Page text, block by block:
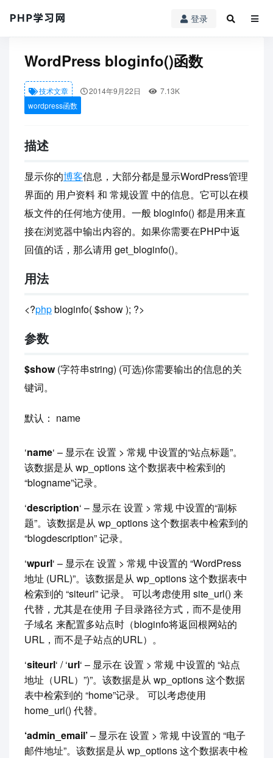
登录
PHP学习网 » WordPress bloginfo()函数
WordPress bloginfo()函数
技术文章 2014年9月22日
7.13K
wordpress函数
描述
显示你的博客信息，大部分都是显示WordPress管理
界面的 用户资料 和 常规设置 中的信息。它可以在模
板文件的任何地方使用。一般 bloginfo() 都是用来直
接在浏览器中输出内容的。如果你需要在PHP中返
回值的话，那么请用 get_bloginfo()。
用法
<?phpbloginfo( $show ); ?>
参数
$show(字符串string) (可选)你需要输出的信息的关
键词。
默认： name
‘name‘ – 显示在 设置 > 常规 中设置的“站点标题”。
该数据是从 wp_options 这个数据表中检索到的
“blogname”记录。
‘description‘ – 显示在 设置 > 常规 中设置的“副标
题”。该数据是从 wp_options 这个数据表中检索到的
“blogdescription” 记录。
‘wpurl‘ – 显示在 设置 > 常规 中设置的 “WordPress
地址 (URL)”。该数据是从 wp_options 这个数据表中
检索到的 “siteurl” 记录。 可以考虑使用 site_url() 来
代替，尤其是在使用 子目录路径方式，而不是使用
子域名 来配置多站点时（bloginfo将返回根网站的
URL，而不是子站点的URL）。
‘siteurl‘ / ‘url‘ – 显示在 设置 > 常规 中设置的 “站点
地址（URL）”)”。该数据是从 wp_options 这个数据
表中检索到的 “home”记录。 可以考虑使用
home_url() 代替。
‘admin_email’– 显示在 设置 > 常规 中设置的 “电子
邮件地址”。该数据是从 wp_options 这个数据表中检